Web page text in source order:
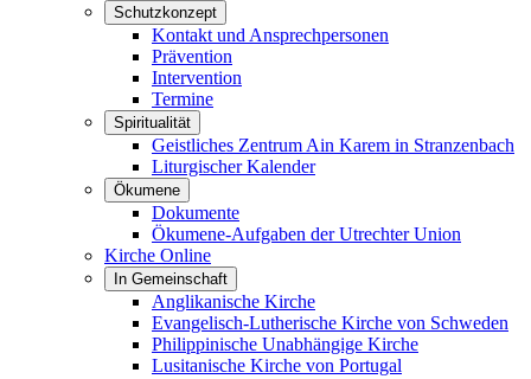
Schutzkonzept
Kontakt und Ansprechpersonen
Prävention
Intervention
Termine
Spiritualität
Geistliches Zentrum Ain Karem in Stranzenbach
Liturgischer Kalender
Ökumene
Dokumente
Ökumene-Aufgaben der Utrechter Union
Kirche Online
In Gemeinschaft
Anglikanische Kirche
Evangelisch-Lutherische Kirche von Schweden
Philippinische Unabhängige Kirche
Lusitanische Kirche von Portugal